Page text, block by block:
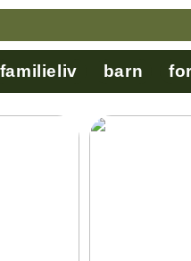
familieliv barn